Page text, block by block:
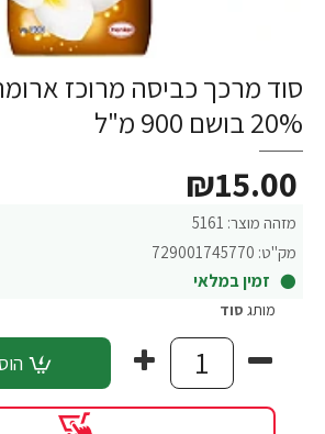
סוד מרכך כביסה מרוכז
20% בושם 900 מ"ל
מזהה מוצר: 5161
מק"ט: 729001745770
זמין במלאי
₪15.00
מותג סוד